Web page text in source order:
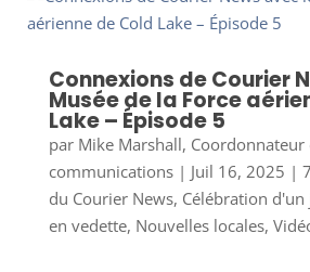
Connexions de Courier
Musée de la Force
Lake – Épisode 5
par Mike Marshall, Coordonnateur
communications| Juil 16, 2025 |
du Courier News, Célébration d'un
en vedette, Nouvelles locales,